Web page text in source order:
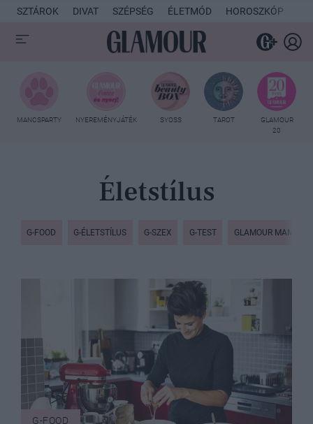
SZTÁROK DIVAT SZÉPSÉG ÉLETMÓD HOROSZKÓP
MANCSPARTY NYEREMÉNYJÁTÉK SYOSS TAROT
GLAMOUR
20
Életstílus
G-FOOD G-ÉLETSTÍLUS G-SZEX G-TEST GLAMOUR MAMI
G-FOOD